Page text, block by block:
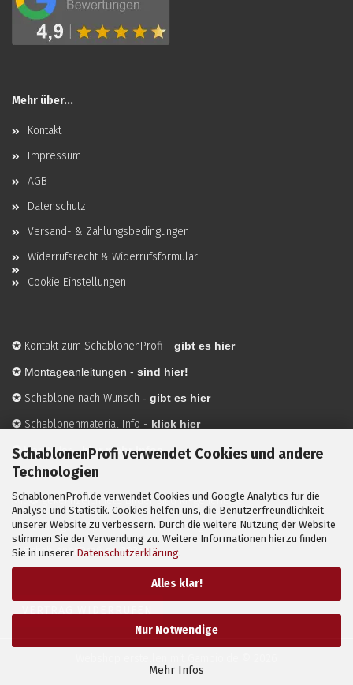
SchablonenProfi verwendet Cookies und andere
Technologien
SchablonenProfi.de verwendet Cookies und Google Analytics für die
Analyse und Statistik. Cookies helfen uns, die Benutzerfreundlichkeit
unserer Website zu verbessern. Durch die weitere Nutzung der Website
stimmen Sie der Verwendung zu. Weitere Informationen hierzu finden
Sie in unserer Datenschutzerklärung.
Alles klar!
Nur Notwendige
Mehr Infos
Mehr über...
Kontakt
Impressum
AGB
Datenschutz
Versand- & Zahlungsbedingungen
Widerrufsrecht & Widerrufsformular
Cookie Einstellungen
✪ Kontakt zum SchablonenProfi - gibt es hier
✪ Montageanleitungen - sind hier!
✪ Schablone nach Wunsch - gibt es hier
✪ Schablonenmaterial Info - klick hier
✪Hersteller-hier mehr Infos
Mit ✪ gekennzeichnete Bilder sind KI-generierte
Anwendungsbeispiele zur Visualisierung der Motive.
© SchablonenProfi.de2026